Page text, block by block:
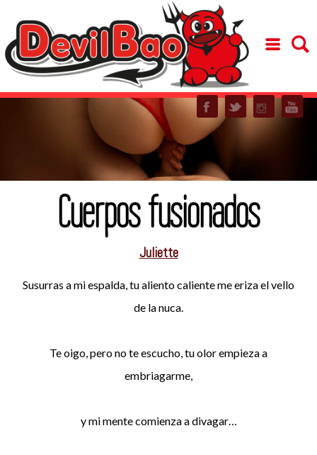
Cuerpos fusionados
Juliette
Susurras a mi espalda, tu aliento caliente me eriza el vello
de la nuca.
Te oigo, pero no te escucho, tu olor empieza a
embriagarme,
y mi mente comienza a divagar…